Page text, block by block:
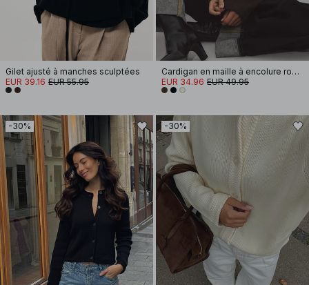
Gilet ajusté à manches sculptées
EUR 39.16 EUR 55.95
Cardigan en maille à encolure ronde
EUR 34.96 EUR 49.95
-30% -30%